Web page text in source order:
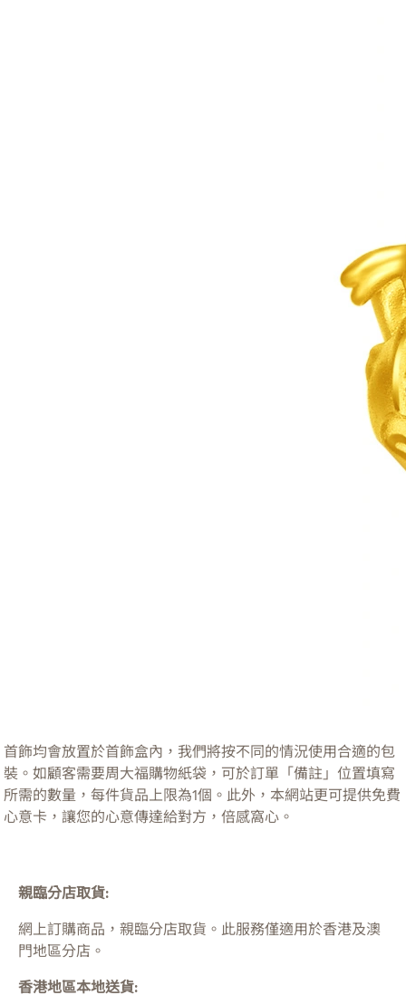
首飾均會放置於首飾盒內，我們將按不同的情況使用合適的包
裝。如顧客需要周大福購物紙袋，可於訂單「備註」位置填寫
所需的數量，每件貨品上限為1個。此外，本網站更可提供免費
心意卡，讓您的心意傳達給對方，倍感窩心。
親臨分店取貨:
網上訂購商品，親臨分店取貨。此服務僅適用於香港及澳
門地區分店。
香港地區本地送貨: